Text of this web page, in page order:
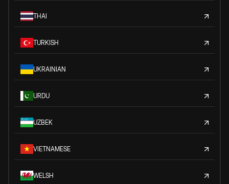
THAI
TURKISH
UKRAINIAN
URDU
UZBEK
VIETNAMESE
WELSH